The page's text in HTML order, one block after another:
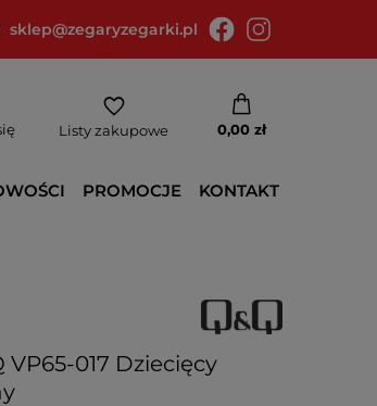
sklep@zegaryzegarki.pl
Listy zakupowe 0,00 zł
PROMOCJE KONTAKT
VP65-017 Dziecięcy